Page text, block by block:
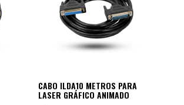
CABO ILDA10 METROS PARA
LASER GRÁFICO ANIMADO